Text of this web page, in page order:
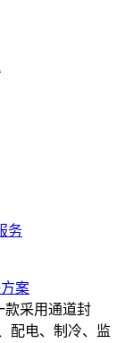
务
案
款采用通道封
配电、制冷、监